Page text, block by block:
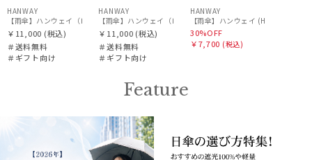
価格・割引率
HANWAY
【雨傘】ハンウェイ（ＨＡＮＷＡＹ）Cempasuchil （センパスチル）
￥11,000 (税込)
＃送料無料
＃ギフト向け
HANWAY
【雨傘】ハンウェイ（ＨＡＮＷＡＹ）Amuleto mexicano TP（
￥11,000 (税込)
＃送料無料
＃ギフト向け
HANWAY
30%OFF
￥7,700 (税込)
Feature